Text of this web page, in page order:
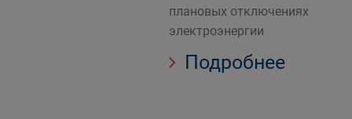
плановых отключениях
электроэнергии
Подробнее